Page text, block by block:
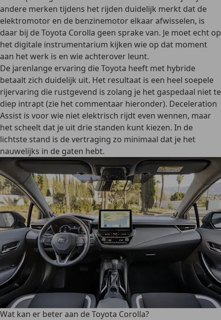
andere merken tijdens het rijden duidelijk merkt dat de
elektromotor en de benzinemotor elkaar afwisselen, is
daar bij de Toyota Corolla geen sprake van. Je moet echt op
het digitale instrumentarium kijken wie op dat moment
aan het werk is en wie achterover leunt.
De jarenlange ervaring die Toyota heeft met hybride
betaalt zich duidelijk uit. Het resultaat is een heel soepele
rijervaring die rustgevend is zolang je het gaspedaal niet te
diep intrapt (zie het commentaar hieronder). Deceleration
Assist is voor wie niet elektrisch rijdt even wennen, maar
het scheelt dat je uit drie standen kunt kiezen. In de
lichtste stand is de vertraging zo minimaal dat je het
nauwelijks in de gaten hebt.
Wat kan er beter aan de Toyota Corolla?